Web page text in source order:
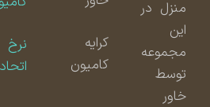
منزل در
مجموعه
توسط
کامیون
اتحادیه